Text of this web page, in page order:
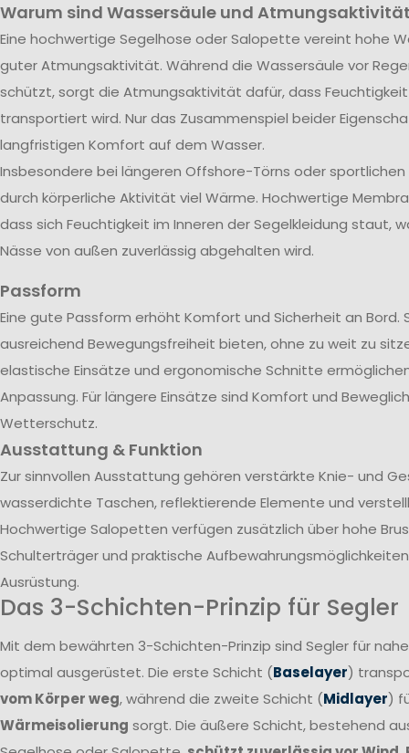
Warum sind Wassersäule und
Eine hochwertige Segelhose oder Salopette vereint hohe
guter Atmungsaktivität. Während die Wassersäule vor
schützt, sorgt die Atmungsaktivität dafür, dass
transportiert wird. Nur das Zusammenspiel beider
langfristigen Komfort auf dem Wasser.
Insbesondere bei längeren Offshore-Törns oder
durch körperliche Aktivität viel Wärme. Hochwertige
dass sich Feuchtigkeit im Inneren der Segelkleidung staut,
Nässe von außen zuverlässig abgehalten wird.
Passform
Eine gute Passform erhöht Komfort und Sicherheit an Bord.
ausreichend Bewegungsfreiheit bieten, ohne zu weit zu
elastische Einsätze und ergonomische Schnitte
Anpassung. Für längere Einsätze sind Komfort und
Wetterschutz.
Ausstattung & Funktion
Zur sinnvollen Ausstattung gehören verstärkte Knie- und
wasserdichte Taschen, reflektierende Elemente und
Hochwertige Salopetten verfügen zusätzlich über hohe
Schulterträger und praktische
Ausrüstung.
Das 3-Schichten-Prinzip für Segler
Mit dem bewährten 3-Schichten-Prinzip sind Segler für
optimal ausgerüstet. Die erste Schicht (Baselayer)
vom Körper weg, während die zweite Schicht (Midlayer)
Wärmeisolierung sorgt. Die äußere Schicht, bestehend